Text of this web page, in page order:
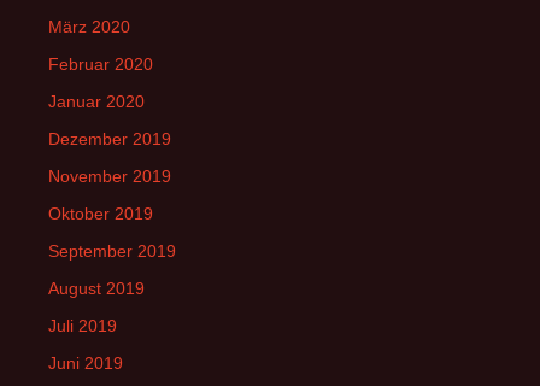
März 2020
Februar 2020
Januar 2020
Dezember 2019
November 2019
Oktober 2019
September 2019
August 2019
Juli 2019
Juni 2019